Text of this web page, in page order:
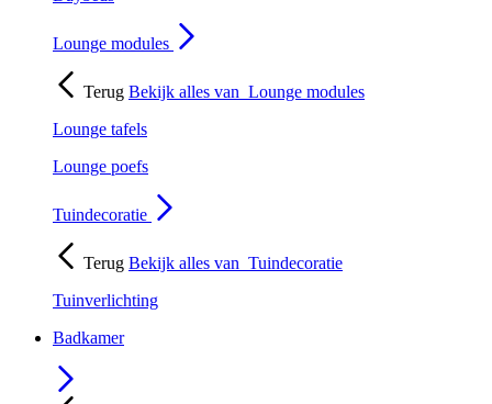
Lounge modules
Terug Bekijk alles van Lounge modules
Lounge tafels
Lounge poefs
Tuindecoratie
Terug Bekijk alles van Tuindecoratie
Tuinverlichting
Badkamer